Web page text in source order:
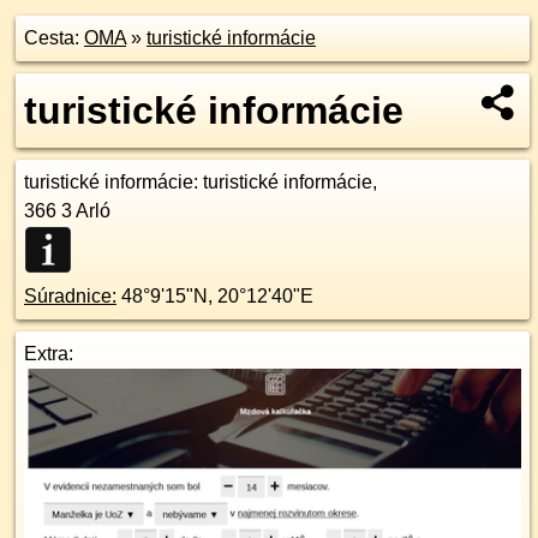
Cesta: OMA» turistické informácie
turistické informácie
turistické informácie: turistické informácie,
366 3Arló
Súradnice: 48°9'15"N , 20°12'40"E
Extra: